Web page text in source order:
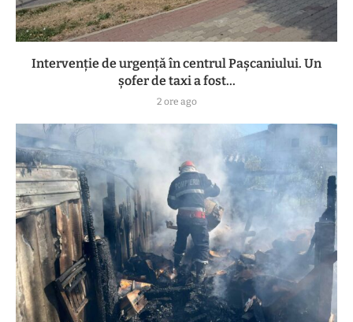
Intervenție de urgență în centrul Pașcaniului. Un
șofer de taxi a fost...
2 ore ago